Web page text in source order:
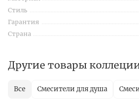
Стиль
Гарантия
Страна
Другие товары
Все Смесители для душа